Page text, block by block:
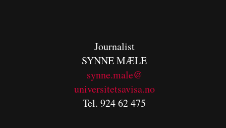
Journalist
SYNNE MÆLE
synne.male@
universitetsavisa.no
Tel. 924 62 475